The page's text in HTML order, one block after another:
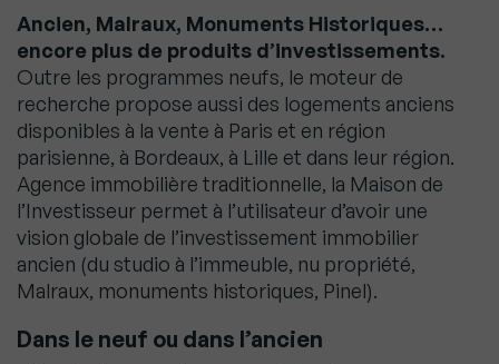
Ancien, Malraux, Monuments Historiques…
encore plus de produits d’investissements.
Outre les programmes neufs, le moteur de
recherche propose aussi des logements anciens
disponibles à la vente à Paris et en région
parisienne, à Bordeaux, à Lille et dans leur région.
Agence immobilière traditionnelle, la Maison de
l’Investisseur permet à l’utilisateur d’avoir une
vision globale de l’investissement immobilier
ancien (du studio à l’immeuble, nu propriété,
Malraux, monuments historiques, Pinel).
Dans le neuf ou dans l’ancien